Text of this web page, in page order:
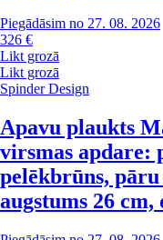
Piegādāsim no 27. 08. 2026
326 €
Likt grozā
Likt grozā
Spinder Design
Apavu plaukts
virsmas apdare:
pelēkbrūns,
augstums 26